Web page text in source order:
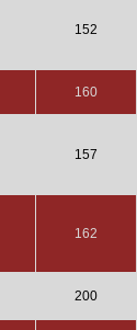
152
160
157
162
200